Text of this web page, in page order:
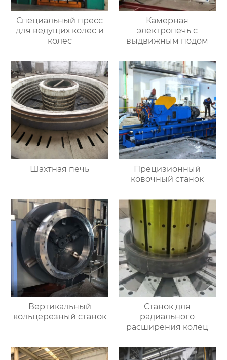
Специальный пресс
для ведущих колес и
колес
Камерная
электропечь с
выдвижным подом
Шахтная печь
Прецизионный
ковочный станок
Вертикальный
кольцерезный станок
Станок для
радиального
расширения колец